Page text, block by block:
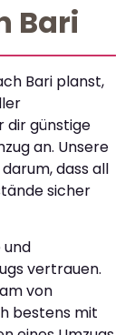
Bari
Bari planst,
dir günstige
an. Unsere
dass all
sicher
und
vertrauen.
von
bestens mit